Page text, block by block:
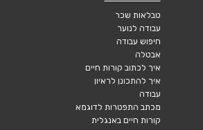
טבלאות שכר
עבודה לנוער
חיפוש עבודה
אבטלה
איך לכתוב קורות חיים
איך להתכונן לראיון
עבודה
מכתב התפטרות לדוגמא
קורות חיים באנגלית